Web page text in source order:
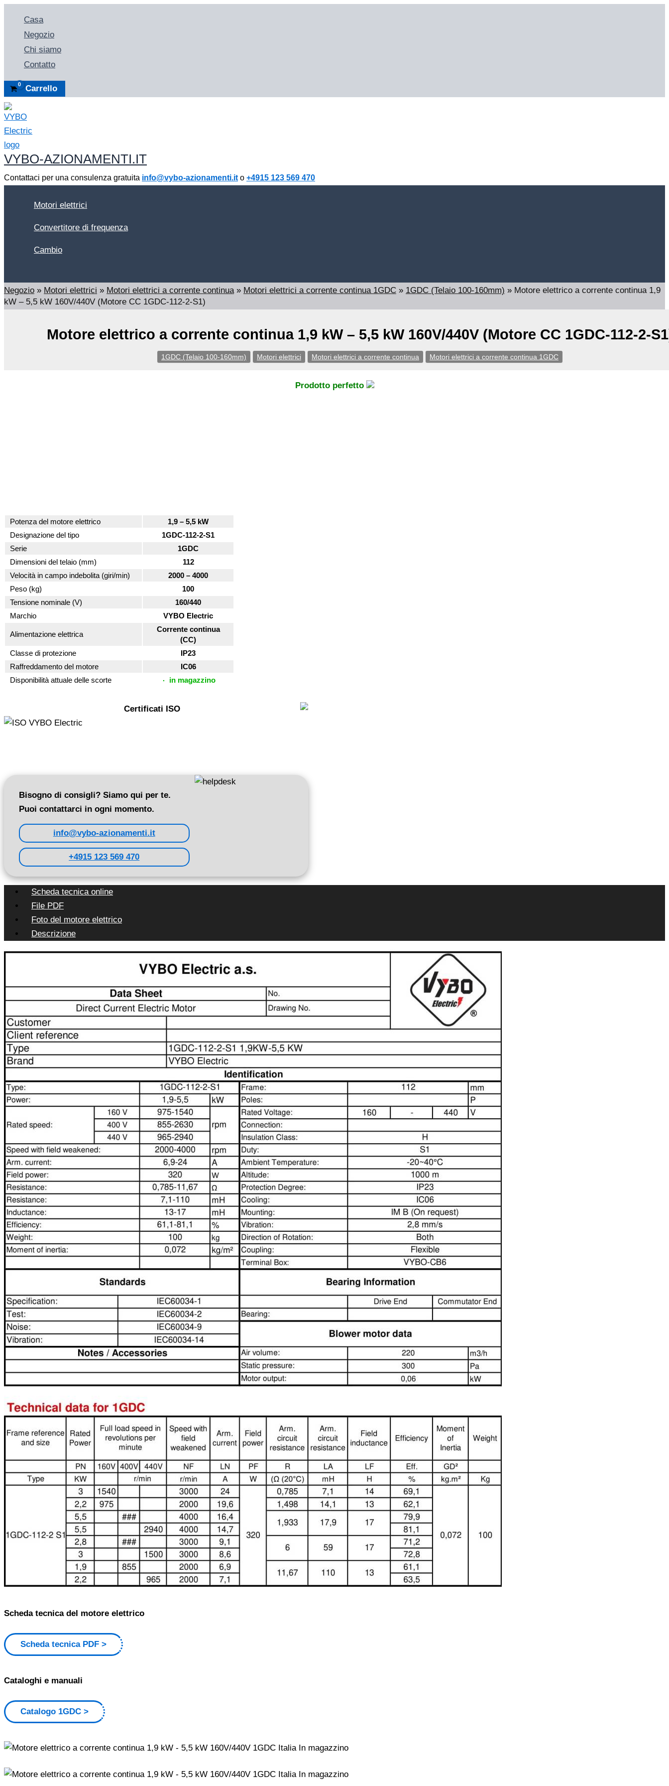
contenuto
Casa
Negozio
Chi siamo
Contatto
Carrello
VYBO-AZIONAMENTI.IT
Contattaci per una consulenza gratuita info@vybo-azionamenti.it o +4915 123 569 470
Motori elettrici
Convertitore di frequenza
Cambio
Negozio » Motori elettrici » Motori elettrici a corrente continua» Motori elettrici a corrente continua 1GDC » 1GDC (Telaio 100-160mm) » Motore elettrico a corrente continua 1,9
kW – 5,5 kW 160V/440V (Motore CC 1GDC-112-2-S1)
Motore elettrico a corrente continua 1,9 kW – 5,5 kW 160V/440V (Motore CC 1GDC-112-2-
1GDC (Telaio 100-160mm) Motori elettrici Motori elettrici a corrente continua Motori elettrici a corrente continua 1GDC
Prodotto perfetto
Potenza del motore elettrico
1,9 – 5,5 kW
Designazione del tipo
1GDC-112-2-S1
Serie
1GDC
Dimensioni del telaio (mm)
112
Velocità in campo indebolita (giri/min)
2000 – 4000
Peso (kg)
100
Tensione nominale (V)
160/440
Marchio
VYBO Electric
Alimentazione elettrica
Corrente continua
(CC)
Classe di protezione
IP23
Raffreddamento del motore
IC06
Disponibilità attuale delle scorte
in magazzino
Certificati ISO
Bisogno di consigli? Siamo qui per te.
Puoi contattarci in ogni momento.
info@vybo-azionamenti.it
+4915 123 569 470
Scheda tecnica online
File PDF
Foto del motore elettrico
Descrizione
Scheda tecnica del motore elettrico
Scheda tecnica PDF
Cataloghi e manuali
Catalogo 1GDC